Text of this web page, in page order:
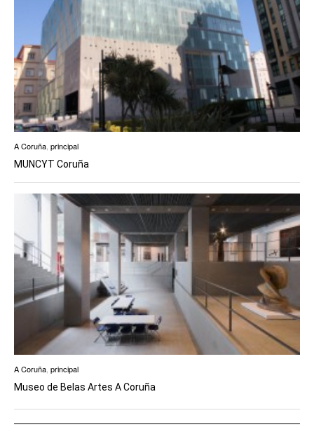
A Coruña principal
MUNCYT Coruña
A Coruña, principal
Museo de Belas Artes A Coruña